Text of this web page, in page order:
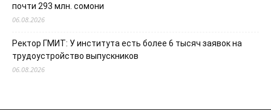
почти 293 млн. сомони
06.08.2026
Ректор ГМИТ: У института есть более 6 тысяч заявок на
трудоустройство выпускников
06.08.2026